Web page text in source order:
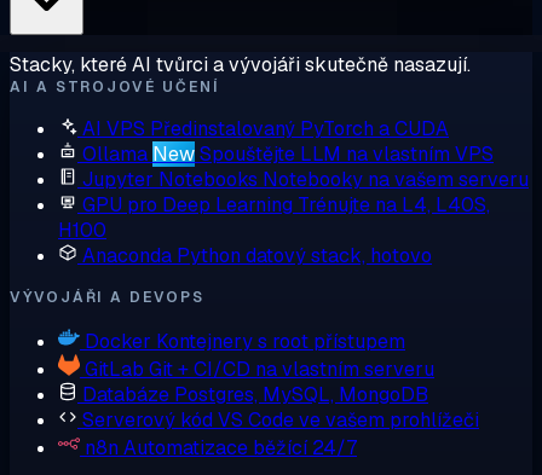
Stacky, které AI tvůrci a vývojáři skutečně nasazují.
AI A STROJOVÉ UČENÍ
AI VPS Předinstalovaný PyTorch a CUDA
Ollama NewSpouštějte LLM na vlastním VPS
Jupyter Notebooks Notebooky na vašem serveru
GPU pro Deep Learning Trénujte na L4, L40S,
H100
Anaconda Python datový stack, hotovo
VÝVOJÁŘI A DEVOPS
Docker Kontejnery s root přístupem
GitLab Git + CI/CD na vlastním serveru
Databáze Postgres, MySQL, MongoDB
Serverový kód VS Code ve vašem prohlížeči
n8n Automatizace běžící 24/7